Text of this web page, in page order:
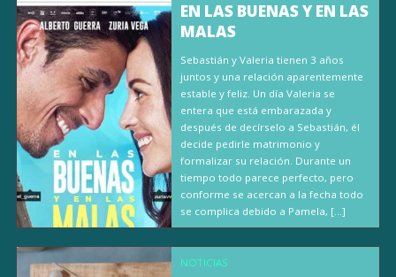
EN LAS BUENAS Y EN LAS
MALAS
Sebastián y Valeria tienen 3 años
juntos y una relación aparentemente
estable y feliz. Un día Valeria se
entera que está embarazada y
después de decírselo a Sebastián, él
decide pedirle matrimonio y
formalizar su relación. Durante un
tiempo todo parece perfecto, pero
conforme se acercan a la fecha todo
se complica debido a Pamela, […]
NOTICIAS